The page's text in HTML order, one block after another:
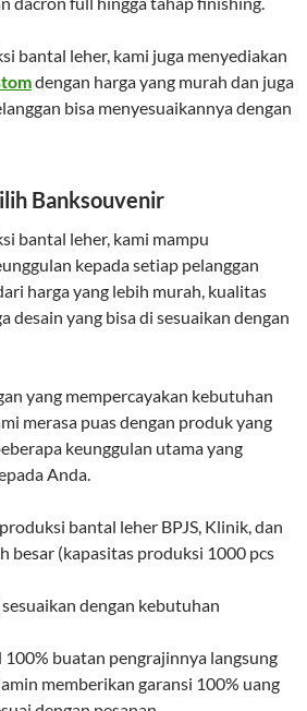
bantal leher, kami juga menyediakan
dengan harga yang murah dan juga
bisa menyesuaikannya dengan
Banksouvenir
bantal leher, kami mampu
kepada setiap pelanggan
harga yang lebih murah, kualitas
desain yang bisa di sesuaikan dengan
yang mempercayakan kebutuhan
merasa puas dengan produk yang
keunggulan utama yang
Anda.
bantal leher BPJS, Klinik, dan
besar (kapasitas produksi 1000 pcs
dengan kebutuhan
buatan pengrajinnya langsung
memberikan garansi 100% uang